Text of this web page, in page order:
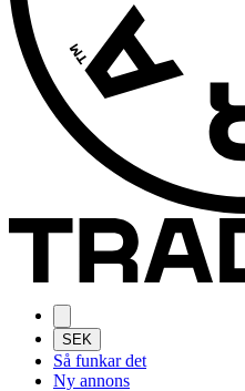
SEK
Så funkar det
Ny annons